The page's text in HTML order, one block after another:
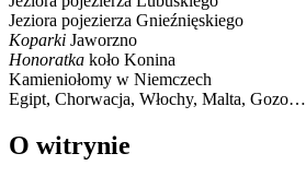
Jeziora pojezierza Gnieźnięskiego
Koparki Jaworzno
Honoratka koło Konina
Kamieniołomy w Niemczech
Egipt, Chorwacja, Włochy, Malta, Gozo…
O witrynie